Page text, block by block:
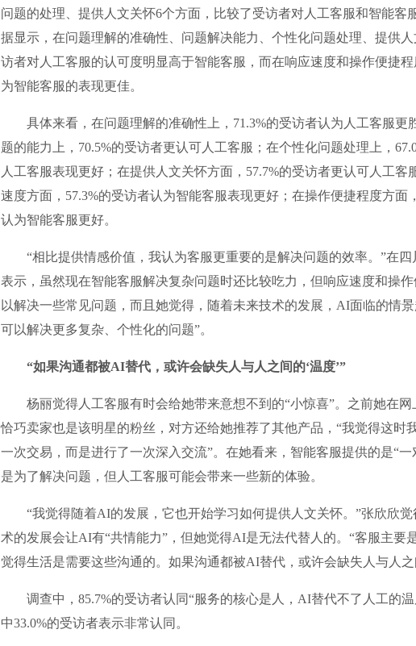
问题的处理、提供人文关怀6个方面，比较了受访者对人工客服和智能客
据显示，在问题理解的准确性、问题解决能力、个性化问题处理、提供
访者对人工客服的认可度明显高于智能客服，而在响应速度和操作便捷
为智能客服的表现更佳。
具体来看，在问题理解的准确性上，71.3%的受访者认为人工客服更
题的能力上，70.5%的受访者更认可人工客服；在个性化问题处理上，
人工客服表现更好；在提供人文关怀方面，57.7%的受访者更认可人工客
速度方面，57.3%的受访者认为智能客服表现更好；在操作便捷程度方面
认为智能客服更好。
“相比提供情感价值，我认为客服更重要的是解决问题的效率。”在四
表示，虽然现在智能客服解决复杂问题时还比较吃力，但响应速度和操
以解决一些常见问题，而且她觉得，随着未来技术的发展，AI面临的情
可以解决更多复杂、个性化的问题”。
“如果沟通都被AI替代，或许会缺失人与人之间的‘温度’”
杨丽觉得人工客服有时会给她带来意想不到的“小惊喜”。之前她在网
恰巧卖家也是该明星的粉丝，对方还给她推荐了其他产品，“我觉得这时
一次交易，而是进行了一次深入交流”。在她看来，智能客服提供的是“一
是为了解决问题，但人工客服可能会带来一些新的体验。
“我觉得随着AI的发展，它也开始学习如何提供人文关怀。”张欣欣觉
术的发展会让AI有“共情能力”，但她觉得AI是无法代替人的。“客服主要
觉得生活是需要这些沟通的。如果沟通都被AI替代，或许会缺失人与人之
调查中，85.7%的受访者认同“服务的核心是人，AI替代不了人工的温
中33.0%的受访者表示非常认同。